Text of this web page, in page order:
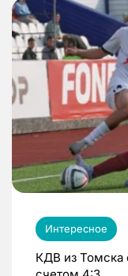
Интересное
КДВ из Томска